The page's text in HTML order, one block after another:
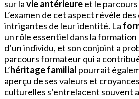
sur lavie antérieureet le
L’examen de cet aspect révèle
intrigantes de leur identité. La
un rôle essentiel dans la
d’un individu, et son conjoint a
parcours formateur qui a
L’héritage familial pourrait
aperçu de ses valeurs et
culturelles s’entrelacent souvent